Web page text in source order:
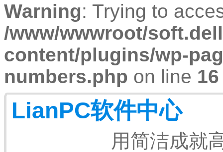
Warning: Trying to
/www/wwwroot/
content/plugins/wp-
numbers.php on line 16
LianPC软件中心
用简洁成就